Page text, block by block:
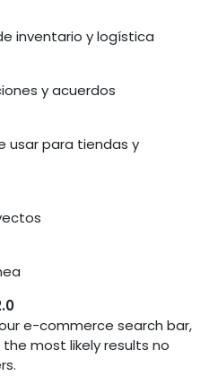
inventario y logística
y acuerdos
usar para tiendas y
e-commerce search bar,
most likely results no